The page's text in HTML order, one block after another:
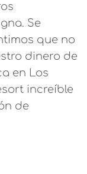
Se
que no
dinero de
en Los
increíble
de